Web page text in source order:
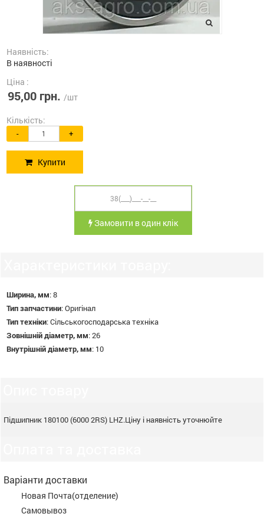
Наявність:
В наявності
Ціна :
95,00 грн. /шт
Кількість:
- +
Купити
Замовити в один клік
Ширина, мм:8
Тип запчастини:Оригінал
Тип техніки:Сільськогосподарська техніка
Зовнішній діаметр, мм:26
Внутрішній діаметр, мм: 10
Підшипник 180100 (6000 2RS) LHZ.Ціну і наявність уточнюйте
Варіанти доставки
Новая Почта(отделение)
Самовывоз